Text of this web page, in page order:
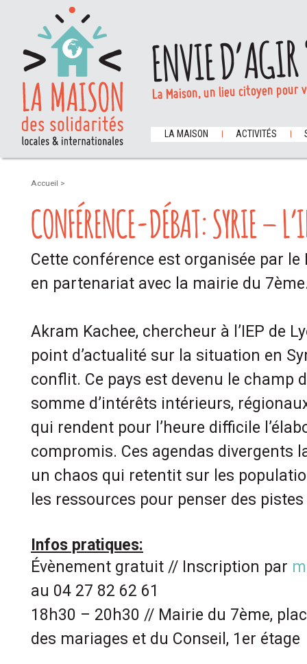
ENVIE
La Maison, un lieu citoyen
LA MAISON ACTIVITÉS
Accueil >
CONFÉRENCE-DÉBAT: SYRIE –
Cette conférence est organisée par
en partenariat avec la mairie du
Akram Kachee, chercheur à l’IEP de
point d’actualité sur la situation en
conflit. Ce pays est devenu le champ
somme d’intérêts intérieurs,
qui rendent pour l’heure difficile
compromis. Ces agendas divergents
un chaos qui retentit sur les
les ressources pour penser des pistes
Infos pratiques:
Évènement gratuit // Inscription par
au 04 27 82 62 61
18h30 – 20h30 // Mairie du 7ème,
des mariages et du Conseil, 1er étage